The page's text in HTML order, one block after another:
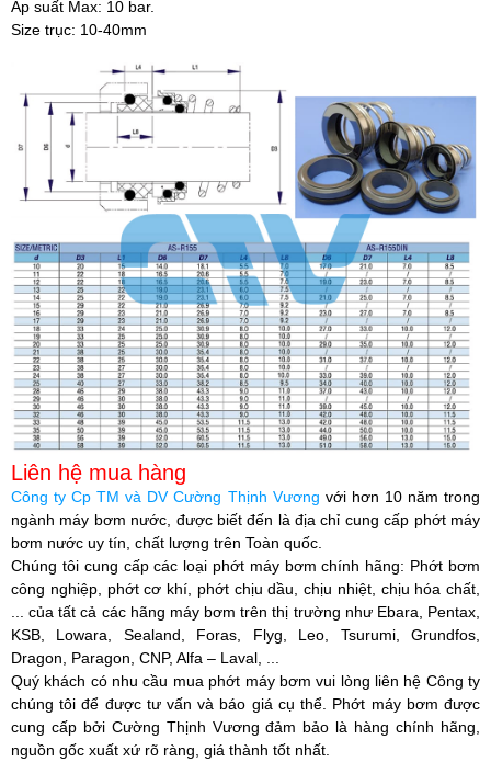
Áp suất Max: 10 bar.
Size trục: 10-40mm
Liên hệ mua hàng
Công ty Cp TM và DV Cường Thịnh Vương với hơn 10 năm trong
ngành máy bơm nước, được biết đến là địa chỉ cung cấp phớt máy
bơm nước uy tín, chất lượng trên Toàn quốc.
Chúng tôi cung cấp các loại phớt máy bơm chính hãng: Phớt bơm
công nghiệp, phớt cơ khí, phớt chịu dầu, chịu nhiệt, chịu hóa chất,
... của tất cả các hãng máy bơm trên thị trường như Ebara, Pentax,
KSB, Lowara, Sealand, Foras, Flyg, Leo, Tsurumi, Grundfos,
Dragon, Paragon, CNP, Alfa – Laval, ...
Quý khách có nhu cầu mua phớt máy bơm vui lòng liên hệ Công ty
chúng tôi để được tư vấn và báo giá cụ thể. Phớt máy bơm được
cung cấp bởi Cường Thịnh Vươngđảm bảo là hàng chính hãng,
nguồn gốc xuất xứ rõ ràng, giá thành tốt nhất.